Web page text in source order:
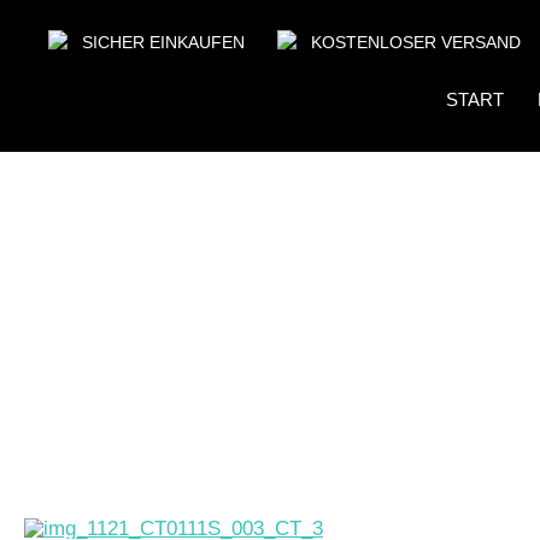
SICHER EINKAUFEN KOSTENLOSER VERSAND
START